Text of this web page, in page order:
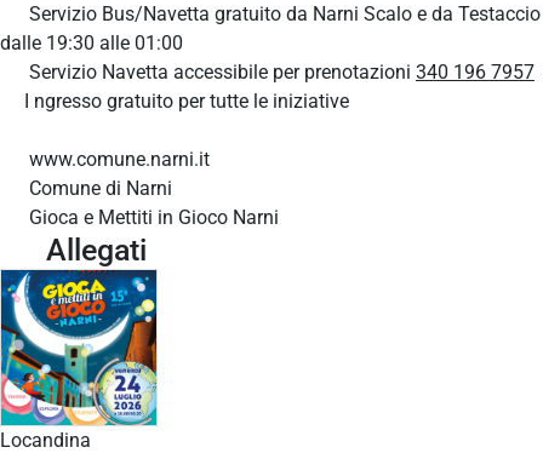
Servizio Bus/Navetta gratuito da Narni Scalo e da Testaccio
dalle 19:30 alle 01:00
Servizio Navetta accessibile per prenotazioni 340 196 7957
I ngresso gratuito per tutte le iniziative
www.comune.narni.it
Comune di Narni
Gioca e Mettiti in Gioco Narni
Allegati
Locandina